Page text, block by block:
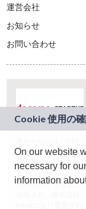
運営会社
お知らせ
お問い合わせ
ドコモグループの新
規事業創出プログラ
ム「docomo
STARTUP」を通じて
On our website
necessary for
information